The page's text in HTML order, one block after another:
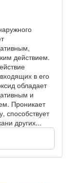
действием.
в его
обладает
и
Проникает
способствует
других...